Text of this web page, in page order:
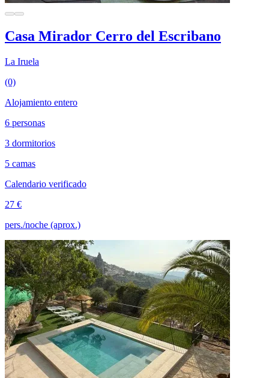
Casa Mirador Cerro del Escribano
La Iruela
(0)
Alojamiento entero
6 personas
3 dormitorios
5 camas
Calendario verificado
27 €
pers./noche (aprox.)